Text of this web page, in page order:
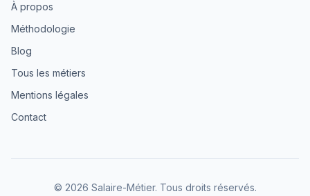
À propos
Méthodologie
Blog
Tous les métiers
Mentions légales
Contact
© 2026 Salaire-Métier. Tous droits réservés.